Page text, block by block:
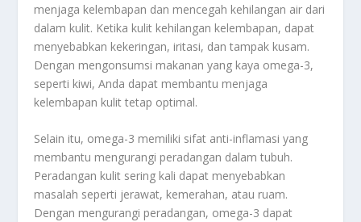
menjaga kelembapan dan mencegah kehilangan air dari
dalam kulit. Ketika kulit kehilangan kelembapan, dapat
menyebabkan kekeringan, iritasi, dan tampak kusam.
Dengan mengonsumsi makanan yang kaya omega-3,
seperti kiwi, Anda dapat membantu menjaga
kelembapan kulit tetap optimal.
Selain itu, omega-3 memiliki sifat anti-inflamasi yang
membantu mengurangi peradangan dalam tubuh.
Peradangan kulit sering kali dapat menyebabkan
masalah seperti jerawat, kemerahan, atau ruam.
Dengan mengurangi peradangan, omega-3 dapat